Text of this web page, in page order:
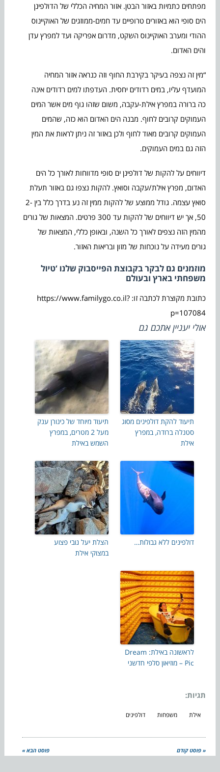
מפתחים כתמיות באזור הבטן. אזור המחיה הכללי של הדולפינן
הים סופי הוא באזורים טרופיים עד חמים-ממוזגים של האוקיינוס
ההודי ומערב האוקיינוס השקט, מדרום אפריקה ועד למפרץ עדן
והים האדום.
“מין זה נצפה בעיקר בקירבת החוף וזה כנראה אזור המחיה
המועדף עליו, במים רדודים יחסית. העדפתו למים רדודים אינה
כה ברורה במפרץ אילת-עקבה, משום שזהו גוף מים אשר המים
העמוקים קרובים לחוף. מבנה הים האדום הוא כזה, שהמים
העמוקים קרובים מאוד לחוף ולכן באזור זה ניתן לראות את המין
הזה גם במים העמוקים.
דיווחים על להקות של דולפינן ים סופי מדווחות לאורך כל הים
האדום, מפרץ אילת/עקבה וסואץ. להקות נצפו גם באזור תעלת
סואץ עצמה. גודל ממוצע של להקות ממין זה נע בדרך כלל בין 2-
50, אך יש דיווחים של להקות עד 300 פרטים. המצאות של גורים
מהמין הזה נצפים לאורך כל השנה, ובאופן כללי, המצאות של
גורים מעידה על נוכחות של מזון ובריאות האזור.
מוזמנים גם לבקר בקבוצת הפייסבוק שלנו ‘טיול
משפחתי בארץ ובעולם
כתובת מקוצרת לכתבה זו: https://www.familygo.co.il?
p=107084
אולי יעניין אתכם גם
תיעוד להקת דולפינים מסוג
סטנלה ברודה, במפרץ
אילת
תיעוד מיוחד של כינורן ענק
מעל 2 מטרים, במפרץ
השמש באילת
דולפינים ללא גבולות…
הצלת יעל נובי פצוע
במצוקי אילת
לראשונה באילת: Dream
Pic – מוזיאון סלפי חדשני
תגיות:
אילת משפחות דולפינים
« פוסט קודם פוסט הבא »